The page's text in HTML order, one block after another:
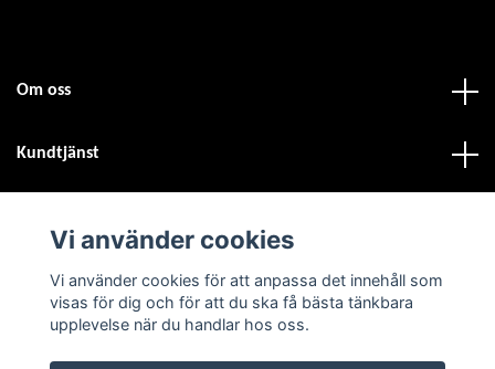
Om oss
Kundtjänst
Sociala medier
Vi använder cookies
Vi använder cookies för att anpassa det innehåll som
visas för dig och för att du ska få bästa tänkbara
upplevelse när du handlar hos oss.